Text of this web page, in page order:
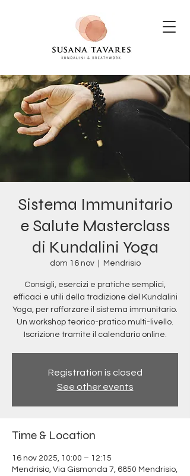
Sistema Immunitario
e Salute Masterclass
di Kundalini Yoga
dom 16 nov
  |
Mendrisio
Consigli, esercizi e pratiche semplici,
efficaci e utili della tradizione del Kundalini
Yoga, per rafforzare il sistema immunitario.
Un workshop teorico-pratico multi-livello.
Iscrizione tramite il calendario online.
Registration is closed
See other events
Time & Location
16 nov 2025, 10:00 – 12:15
Mendrisio, Via Gismonda 7, 6850 Mendrisio,